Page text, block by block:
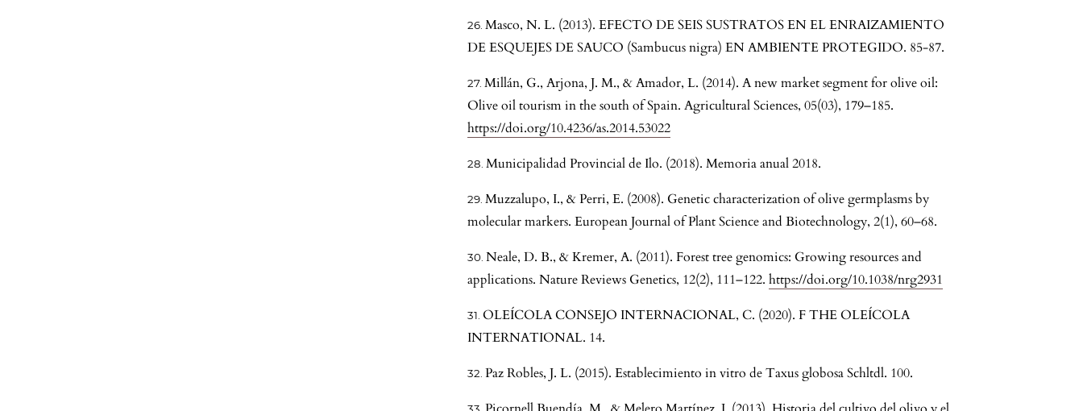
Masco, N. L. (2013). EFECTO DE SEIS SUSTRATOS EN EL ENRAIZAMIENTO
DE ESQUEJES DE SAUCO (Sambucus nigra) EN AMBIENTE PROTEGIDO. 85-87.
Millán, G., Arjona, J. M., & Amador, L. (2014). A new market segment for olive oil:
Olive oil tourism in the south of Spain. Agricultural Sciences, 05(03), 179–185.
https://doi.org/10.4236/as.2014.53022
Municipalidad Provincial de Ilo. (2018). Memoria anual 2018.
Muzzalupo, I., & Perri, E. (2008). Genetic characterization of olive germplasms by
molecular markers. European Journal of Plant Science and Biotechnology, 2(1), 60–68.
Neale, D. B., & Kremer, A. (2011). Forest tree genomics: Growing resources and
applications. Nature Reviews Genetics, 12(2), 111–122.https://doi.org/10.1038/nrg2931
OLEÍCOLA CONSEJO INTERNACIONAL, C. (2020). F THE OLEÍCOLA
INTERNATIONAL. 14.
Paz Robles, J. L. (2015). Establecimiento in vitro de Taxus globosa Schltdl. 100.